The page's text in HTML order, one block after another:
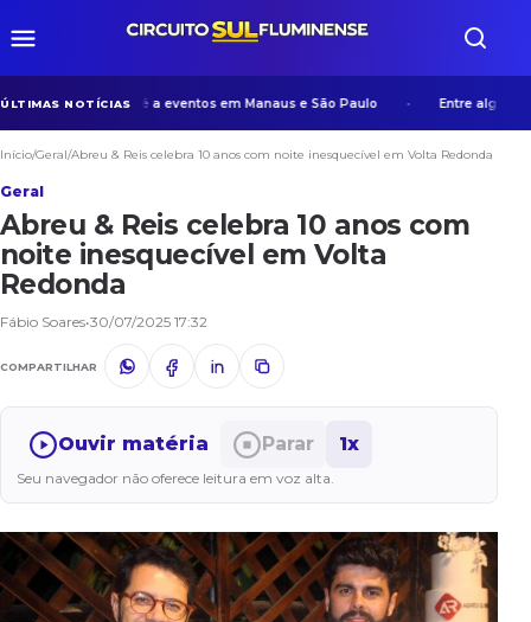
ÚLTIMAS NOTÍCIAS
de Manicoré a eventos em Manaus e São Paulo Entre algoritmos
Início/Geral/Abreu & Reis celebra 10 anos com noite inesquecível em Volta Redonda
Geral
Abreu & Reis celebra 10 anos com
noite inesquecível em Volta
Redonda
Fábio Soares•30/07/2025 17:32
COMPARTILHAR
Ouvir matéria Parar 1x
Seu navegador não oferece leitura em voz alta.